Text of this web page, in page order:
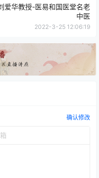
爱华教授-医易和国医堂名老
中医
2022-3-25 12:06:19
确认修改